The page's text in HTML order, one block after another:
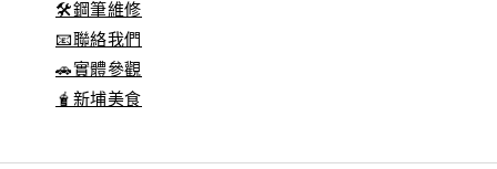
🛠️鋼筆維修
📧聯絡我們
🚗實體參觀
🧋新埔美食